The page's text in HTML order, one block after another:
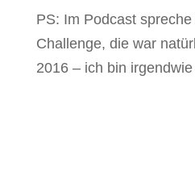
PS: Im Podcast
Challenge, die war
2016 – ich bin